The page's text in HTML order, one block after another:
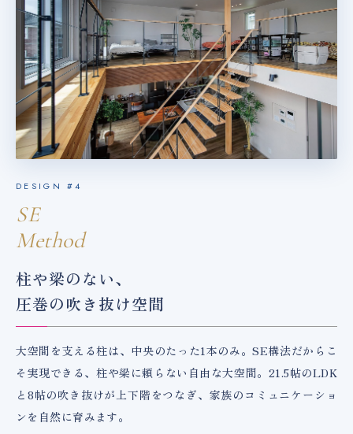
DESIGN #4
SE
Method
柱や梁のない、
圧巻の吹き抜け空間
大空間を支える柱は、中央のたった1本のみ。SE構法だからこ
そ実現できる、柱や梁に頼らない自由な大空間。21.5帖のLDK
と8帖の吹き抜けが上下階をつなぎ、家族のコミュニケーショ
ンを自然に育みます。